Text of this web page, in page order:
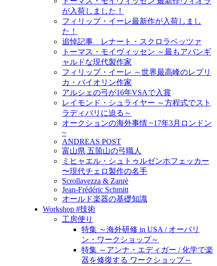
が入荷しました！
フィリップ・イーレ最新作が入荷しまし
た！
追悼記事 レナート・スクロラベッツァ
トーマス・モイヴィッセン ～最もアバンギ
ャルドな現代製作家
フィリップ・イーレ ～世界最高峰のレプリ
カ・バイオリン作家
アルシェの弓が16年VSAで入賞
レイモンド・シュライヤー ～方程式でスト
ラディバリに迫る～
オークションの海外事情 ~17年3月ロンドン
~
ANDREAS POST
富山県 五箇山の弓職人
ミヒャエル・シュトゥルゼンホフェッカー
〜現代チェロ製作の名手
Scrollavezza & Zanrè
Jean-Frédéric Schmitt
オールド楽器の基礎知識
Workshop #技術
工房便り
特集 ～海外研修 in USA / オーバリ
ン・ワークショップ～
特集 ～アンナ・エディガー / 化学で楽
器を修復する ワークショップ～